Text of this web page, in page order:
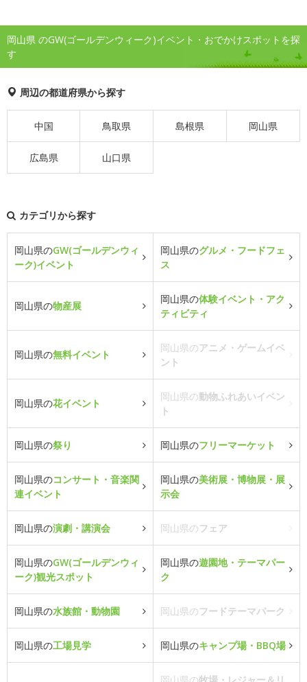
岡山県 のGW(ゴールデンウィーク)イベント・おでかけスポットを探
す
周辺の都道府県から探す
中国 鳥取県 島根県 岡山県
広島県 山口県
カテゴリから探す
岡山県のGW(ゴールデンウィ
ーク)イベント
岡山県のグルメ・フードフェ
ス
岡山県の物産展
岡山県の体験イベント・アク
ティビティ
岡山県の無料イベント
岡山県のアニメ・ゲームイベ
ント
岡山県の花イベント
岡山県の動物ふれあいイベン
ト
岡山県の祭り 岡山県のフリーマーケット
岡山県のコンサート・音楽関
連イベント
岡山県の美術展・博物展・展
示会
岡山県の演劇・講演会 岡山県のフェア
岡山県のGW(ゴールデンウィ
ーク)観光スポット
岡山県の遊園地・テーマパー
ク
岡山県の水族館・動物園 岡山県のフードテーマパーク
岡山県の工場見学 岡山県のキャンプ場・BBQ場